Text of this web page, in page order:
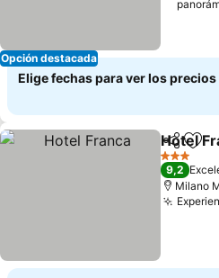
Opción destacada
Elige fechas para ver los
Hotel
3 Estrellas
9,2
Milano